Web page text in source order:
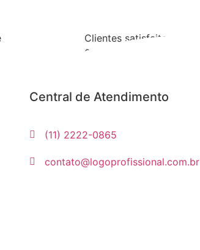
Clientes satisfeitos
0
Central de Atendimento
(11) 2222-0865
contato@logoprofissional.com.br